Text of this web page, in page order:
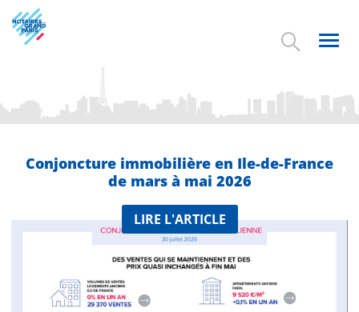
Aller
au
contenu
Conjoncture immobilière en Ile-de-France
de mars à mai 2026
LIRE L'ARTICLE